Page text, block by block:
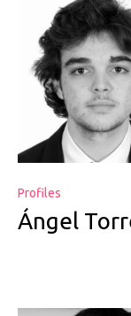
Profiles
Ángel